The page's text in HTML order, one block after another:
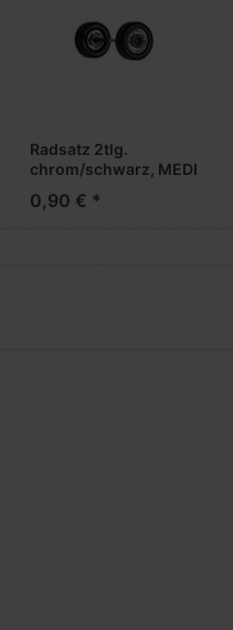
Radsatz 2tlg.
chrom/schwarz, MEDI
(Vorderachse /
0,90 € *